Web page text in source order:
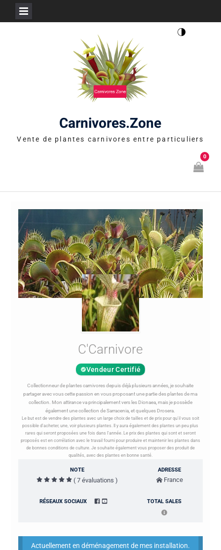
Carnivores.Zone
Vente de plantes carnivores entre particuliers
0
C'Carnivore
Vendeur Certifié
Collectionneur de plantes carnivores depuis déjà plusieurs années, je souhaite
partager avec vous cette passion en vous proposant une partie des plantes de ma
collection. Mon attirance va principalement vers les Dionaea, mais je possède
également une collection de Sarracenia, et quelques Drosera.
Le but est de vendre des plantes avec un large choix de tailles et de prix pour qu'il vous soit
possible d'acheter, une, voir plusieurs plantes. Il y aura également des plantes un peu plus
rares qui seront proposées une fois dans l'année. Le prix des plantes qui sont et seront
proposés est en corrélation avec le travail fourni pour produire et maintenir les plantes dans
de bonnes conditions de culture. Je souhaite également vous proposer des produit de
qualités, avec des plantes en bonne santé.
NOTE
( 7 évaluations )
ADRESSE
France
RÉSEAUX SOCIAUX TOTAL SALES
Actuellement en déménagement de mes installation.